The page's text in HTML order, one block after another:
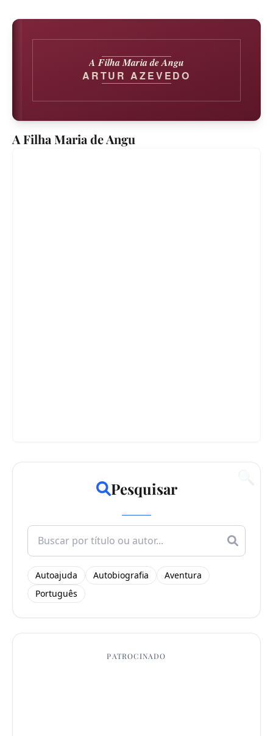
A Filha Maria de Angu
ARTUR AZEVEDO
A Filha Maria de Angu
Pesquisar
Search
for:
Autoajuda Autobiografia
Aventura
Português
PATROCINADO